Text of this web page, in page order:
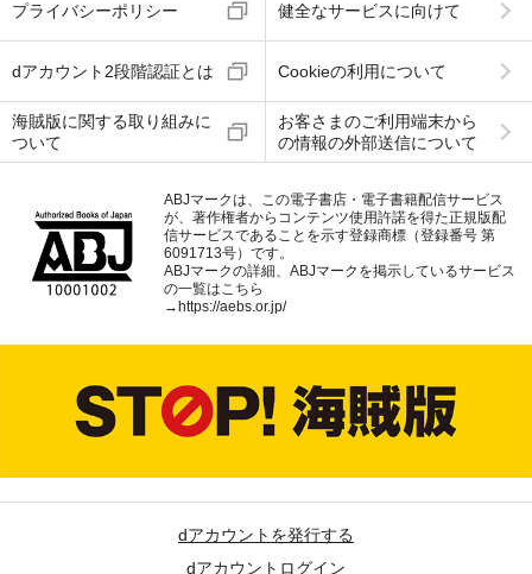
プライバシーポリシー 健全なサービスに向けて
dアカウント2段階認証とは Cookieの利用について
海賊版に関する取り組みに
ついて
お客さまのご利用端末から
の情報の外部送信について
ABJマークは、この電子書店・電子書籍配信サービス
が、著作権者からコンテンツ使用許諾を得た正規版配
信サービスであることを示す登録商標（登録番号 第
6091713号）です。
ABJマークの詳細、ABJマークを掲示しているサービス
の一覧はこちら
→ https://aebs.or.jp/
dアカウントを発行する
dアカウントログイン